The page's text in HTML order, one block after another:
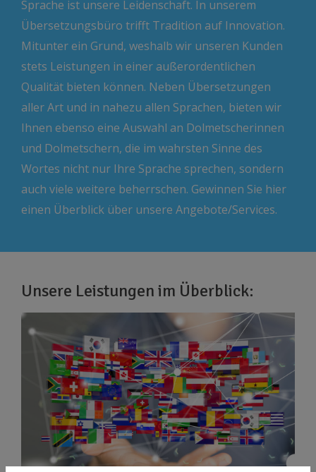
Sprache ist unsere Leidenschaft. In unserem
Übersetzungsbüro trifft Tradition auf Innovation.
Mitunter ein Grund, weshalb wir unseren Kunden
stets Leistungen in einer außerordentlichen
Qualität bieten können. Neben Übersetzungen
aller Art und in nahezu allen Sprachen, bieten wir
Ihnen ebenso eine Auswahl an Dolmetscherinnen
und Dolmetschern, die im wahrsten Sinne des
Wortes nicht nur Ihre Sprache sprechen, sondern
auch viele weitere beherrschen. Gewinnen Sie hier
einen Überblick über unsere Angebote/Services.
Unsere Leistungen im Überblick: